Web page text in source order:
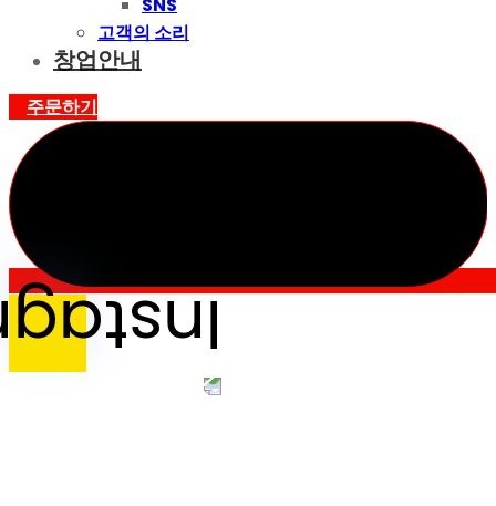
고객의 소리
창업안내
주문하기